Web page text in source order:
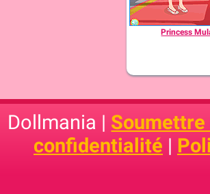
Princess
Dollmania | Soumettre
confidentialité |